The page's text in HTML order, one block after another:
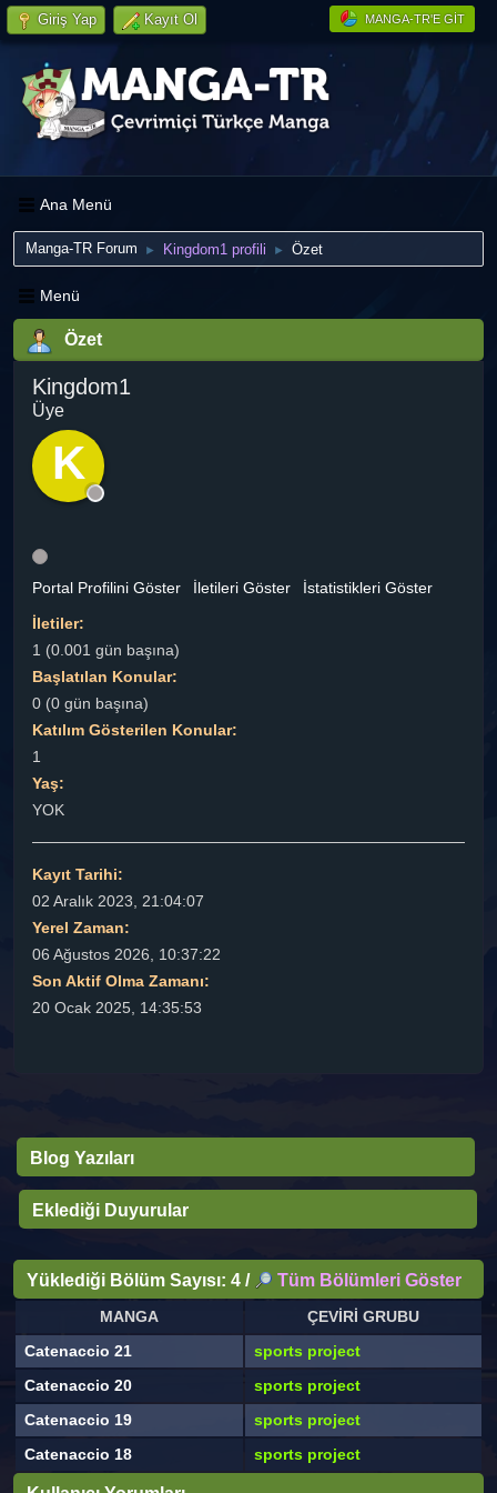
MANGA-TR'E GIT
Giriş Yap Kayıt Ol
Ana Menü
Manga-TR Forum ► Kingdom1 profili ► Özet
Menü
Özet
Kingdom1
Üye
K
Portal Profilini Göster İletileri Göster
İstatistikleri Göster
İletiler:
1 (0.001 gün başına)
Başlatılan Konular:
0 (0 gün başına)
Katılım Gösterilen Konular:
1
Yaş:
YOK
Kayıt Tarihi:
02 Aralık 2023, 21:04:07
Yerel Zaman:
06 Ağustos 2026, 10:37:22
Son Aktif Olma Zamanı:
20 Ocak 2025, 14:35:53
Blog Yazıları
Eklediği Duyurular
Yüklediği Bölüm Sayısı: 4 / Tüm Bölümleri Göster
MANGA
ÇEVİRİ GRUBU
Catenaccio 21
sports project
Catenaccio 20
sports project
Catenaccio 19
sports project
Catenaccio 18
sports project